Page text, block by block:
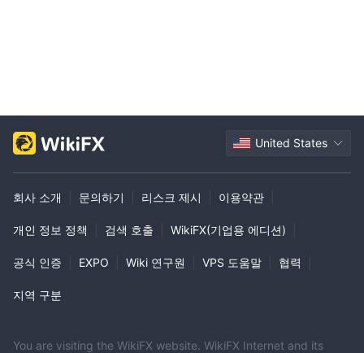
United States
회사 소개 문의하기 리스크 제시 이용약관
개인 정보 정책 검색 호출 WikiFX(기업용 에디션)
공식 인증 EXPO Wiki 연구원 VPS 도움말 협력
지역 구분
You are visiting the WikiFX website. WikiFX Internet and its